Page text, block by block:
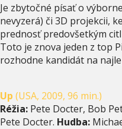
Je zbytočné písať o
nevyzerá) či 3D projekcii,
prednosť predovšetkým
Toto je znova jeden z top
rozhodne kandidát na
Up (USA, 2009, 96 min.)
Réžia: Pete Docter, Bob
Pete Docter. Hudba: